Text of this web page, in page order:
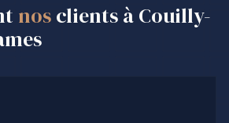
nosclients à Couilly-